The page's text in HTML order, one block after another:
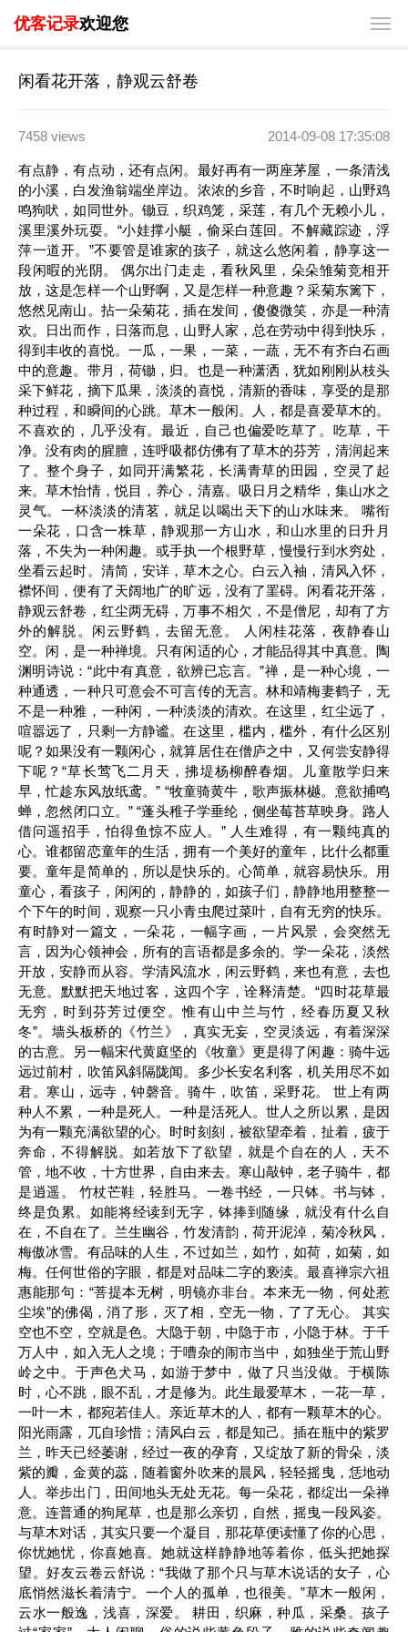
优客记录欢迎您
闲看花开落，静观云舒卷
7458 views 2014-09-08 17:35:08
有点静，有点动，还有点闲。最好再有一两座茅屋，一条清浅
的小溪，白发渔翁端坐岸边。浓浓的乡音，不时响起，山野鸡
鸣狗吠，如同世外。锄豆，织鸡笼，采莲，有几个无赖小儿，
溪里溪外玩耍。“小娃撑小艇，偷采白莲回。不解藏踪迹，浮
萍一道开。”不要管是谁家的孩子，就这么悠闲着，静享这一
段闲暇的光阴。 偶尔出门走走，看秋风里，朵朵雏菊竞相开
放，这是怎样一个山野啊，又是怎样一种意趣？采菊东篱下，
悠然见南山。拈一朵菊花，插在发间，傻傻微笑，亦是一种清
欢。日出而作，日落而息，山野人家，总在劳动中得到快乐，
得到丰收的喜悦。一瓜，一果，一菜，一蔬，无不有齐白石画
中的意趣。带月，荷锄，归。也是一种潇洒，犹如刚刚从枝头
采下鲜花，摘下瓜果，淡淡的喜悦，清新的香味，享受的是那
种过程，和瞬间的心跳。草木一般闲。人，都是喜爱草木的。
不喜欢的，几乎没有。最近，自己也偏爱吃草了。吃草，干
净。没有肉的腥膻，连呼吸都仿佛有了草木的芬芳，清润起来
了。整个身子，如同开满繁花，长满青草的田园，空灵了起
来。草木怡情，悦目，养心，清嘉。吸日月之精华，集山水之
灵气。一杯淡淡的清茗，就足以喝出天下的山水味来。 嘴衔
一朵花，口含一株草，静观那一方山水，和山水里的日升月
落，不失为一种闲趣。或手执一个根野草，慢慢行到水穷处，
坐看云起时。清简，安详，草木之心。白云入袖，清风入怀，
襟怀间，便有了天阔地广的旷远，没有了罣碍。闲看花开落，
静观云舒卷，红尘两无碍，万事不相欠，不是僧尼，却有了方
外的解脱。闲云野鹤，去留无意。 人闲桂花落，夜静春山
空。闲，是一种禅境。只有闲适的心，才能品得其中真意。陶
渊明诗说：“此中有真意，欲辨已忘言。”禅，是一种心境，一
种通透，一种只可意会不可言传的无言。林和靖梅妻鹤子，无
不是一种雅，一种闲，一种淡淡的清欢。在这里，红尘远了，
喧嚣远了，只剩一方静谧。在这里，槛内，槛外，有什么区别
呢？如果没有一颗闲心，就算居住在僧庐之中，又何尝安静得
下呢？“草长莺飞二月天，拂堤杨柳醉春烟。儿童散学归来
早，忙趁东风放纸鸢。” “牧童骑黄牛，歌声振林樾。意欲捕鸣
蝉，忽然闭口立。” “蓬头稚子学垂纶，侧坐莓苔草映身。路人
借问遥招手，怕得鱼惊不应人。” 人生难得，有一颗纯真的
心。谁都留恋童年的生活，拥有一个美好的童年，比什么都重
要。童年是简单的，所以是快乐的。心简单，就容易快乐。用
童心，看孩子，闲闲的，静静的，如孩子们，静静地用整整一
个下午的时间，观察一只小青虫爬过菜叶，自有无穷的快乐。
有时静对一篇文，一朵花，一幅字画，一片风景，会突然无
言，因为心领神会，所有的言语都是多余的。学一朵花，淡然
开放，安静而从容。学清风流水，闲云野鹤，来也有意，去也
无意。默默把天地过客，这四个字，诠释清楚。“四时花草最
无穷，时到芬芳过便空。惟有山中兰与竹，经春历夏又秋
冬”。墙头板桥的《竹兰》，真实无妄，空灵淡远，有着深深
的古意。另一幅宋代黄庭坚的《牧童》更是得了闲趣：骑牛远
远过前村，吹笛风斜隔陇闻。多少长安名利客，机关用尽不如
君。寒山，远寺，钟磬音。骑牛，吹笛，采野花。 世上有两
种人不累，一种是死人。一种是活死人。世人之所以累，是因
为有一颗充满欲望的心。时时刻刻，被欲望牵着，扯着，疲于
奔命，不得解脱。如若放下了欲望，就是个自在的人，天不
管，地不收，十方世界，自由来去。寒山敲钟，老子骑牛，都
是逍遥。 竹杖芒鞋，轻胜马。一卷书经，一只钵。书与钵，
终是负累。如能将经读到无字，钵捧到随缘，就没有什么自
在，不自在了。兰生幽谷，竹发清韵，荷开泥淖，菊冷秋风，
梅傲冰雪。有品味的人生，不过如兰，如竹，如荷，如菊，如
梅。任何世俗的字眼，都是对品味二字的亵渎。最喜禅宗六祖
惠能那句：“菩提本无树，明镜亦非台。本来无一物，何处惹
尘埃”的佛偈，消了形，灭了相，空无一物，了了无心。 其实
空也不空，空就是色。大隐于朝，中隐于市，小隐于林。于千
万人中，如入无人之境；于嘈杂的闹市当中，如独坐于荒山野
岭之中。于声色犬马，如游于梦中，做了只当没做。于横陈
时，心不跳，眼不乱，才是修为。此生最爱草木，一花一草，
一叶一木，都宛若佳人。亲近草木的人，都有一颗草木的心。
阳光雨露，兀自珍惜；清风白云，都是知己。插在瓶中的紫罗
兰，昨天已经萎谢，经过一夜的孕育，又绽放了新的骨朵，淡
紫的瓣，金黄的蕊，随着窗外吹来的晨风，轻轻摇曳，恁地动
人。举步出门，田间地头无处无花。每一朵花，都绽出一朵禅
意。连普通的狗尾草，也是那么亲切，自然，摇曳一段风姿。
与草木对话，其实只要一个凝目，那花草便读懂了你的心思，
你忧她忧，你喜她喜。她就这样静静地等着你，低头把她探
望。好友云卷云舒说：“我做了那个只与草木说话的女子，心
底悄然滋长着清宁。一个人的孤单，也很美。”草木一般闲，
云水一般逸，浅喜，深爱。 耕田，织麻，种瓜，采桑。孩子